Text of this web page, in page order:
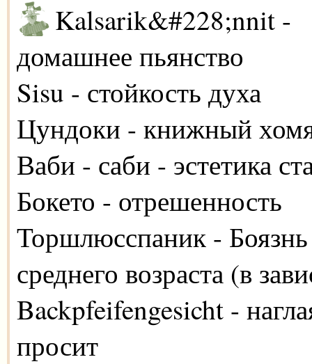
Kalsarik&#228;nnit -
домашнее пьянство
Sisu - стойкость духа
Цундоки - книжный
Ваби - саби - эстетика
Бокето - отрешенность
Торшлюсспаник -
среднего возраста (в
Backpfeifengesicht -
просит